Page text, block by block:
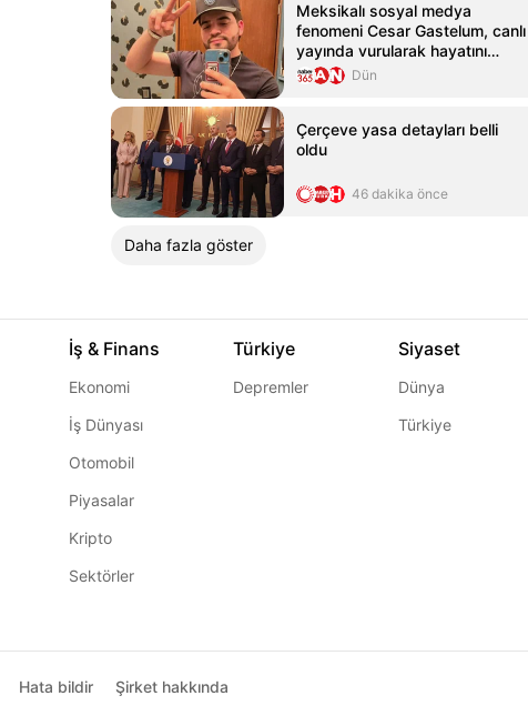
Meksikalı sosyal medya
fenomeni Cesar Gastelum, canlı
yayında vurularak hayatını
kaybettiDün
Çerçeve yasa detayları belli
oldu
46 dakika önce
Daha fazla göster
İş & Finans
Ekonomi
İş Dünyası
Otomobil
Piyasalar
Kripto
Sektörler
Türkiye
Depremler
Siyaset
Dünya
Türkiye
Hata bildir Şirket hakkında